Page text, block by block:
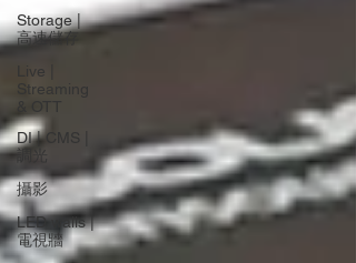
Storage |
高速儲存
Live |
Streaming
& OTT
DI | CMS |
調光
攝影
LED walls |
電視牆